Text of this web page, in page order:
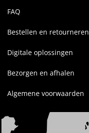
FAQ
Bestellen en retourneren
Digitale oplossingen
Bezorgen en afhalen
Algemene voorwaarden